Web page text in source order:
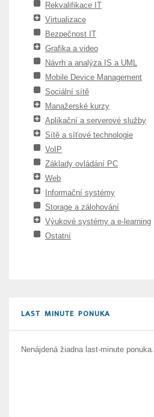
Rekvalifikace IT
Virtualizace
Bezpečnost IT
Grafika a video
Návrh a analýza IS a UML
Mobile Device Management
Sociální sítě
Manažerské kurzy
Aplikační a serverové služby
Sítě a síťové technologie
VoIP
Základy ovládání PC
Web
Informační systémy
Storage a zálohování
Výukové systémy a e-learning
Ostatní
LAST MINUTE PONUKA
Nenájdená žiadna last-minute ponuka.